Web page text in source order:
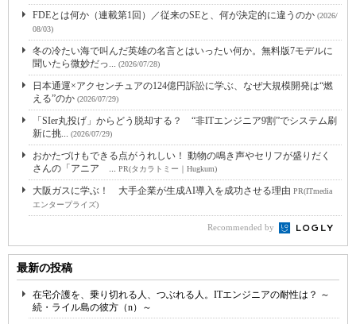
FDEとは何か（連載第1回）／従来のSEと、何が決定的に違うのか (2026/
08/03)
冬の冷たい海で叫んだ英雄の名言とはいったい何か。無料版7モデルに
聞いたら微妙だっ... (2026/07/28)
日本通運×アクセンチュアの124億円訴訟に学ぶ、なぜ大規模開発は“燃
える”のか (2026/07/29)
「SIer丸投げ」からどう脱却する？ “非ITエンジニア9割”でシステム刷
新に挑... (2026/07/29)
おかたづけもできる点がうれしい！ 動物の鳴き声やセリフが盛りだく
さんの「アニア ... PR(タカラトミー｜Hugkum)
大阪ガスに学ぶ！ 大手企業が生成AI導入を成功させる理由 PR(ITmedia
エンタープライズ)
Recommended by
最新の投稿
在宅介護を、乗り切れる人、つぶれる人。ITエンジニアの耐性は？ ～
続・ライル島の彼方（n）～